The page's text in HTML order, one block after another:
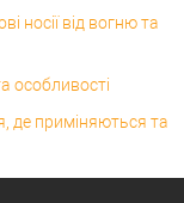
носії від вогню та
особливості
де приміняються та